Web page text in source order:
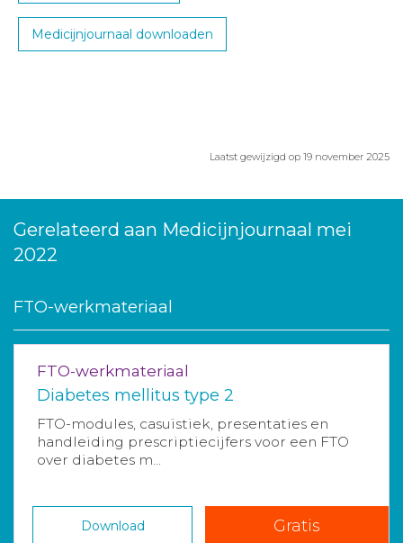
Medicijnjournaal downloaden
Laatst gewijzigd op 19 november 2025
Gerelateerd aan Medicijnjournaal mei
2022
FTO-werkmateriaal
FTO-werkmateriaal
Diabetes mellitus type 2
FTO-modules, casuïstiek, presentaties en
handleiding prescriptiecijfers voor een FTO
over diabetes m...
Download Gratis